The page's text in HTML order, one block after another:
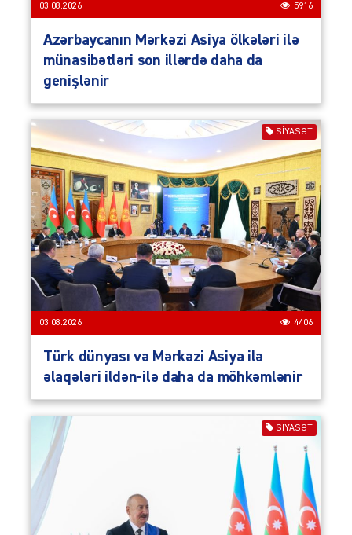
03.08.2026 5916
Azərbaycanın Mərkəzi Asiya ölkələri ilə
münasibətləri son illərdə daha da
genişlənir
SIYASƏT
03.08.2026 4406
Türk dünyası və Mərkəzi Asiya ilə
əlaqələri ildən-ilə daha da möhkəmlənir
SIYASƏT